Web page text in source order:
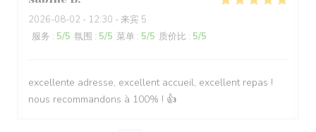
2026-08-02 - 12:30 - 来宾 5
服务 : 5/5 氛围 : 5/5 菜单 : 5/5 质价比 : 5/5
excellente adresse, excellent accueil, excellent repas !
nous recommandons à 100% ! 👍